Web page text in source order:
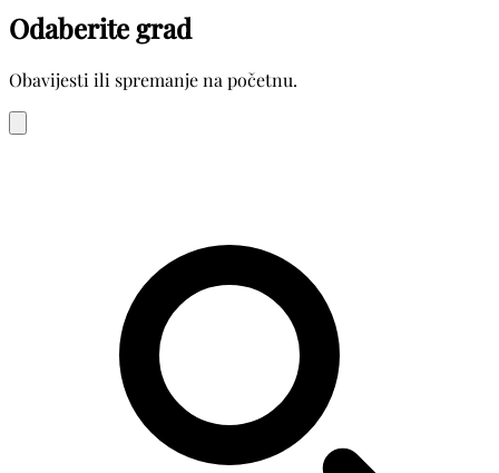
Odaberite grad
Obavijesti ili spremanje na početnu.